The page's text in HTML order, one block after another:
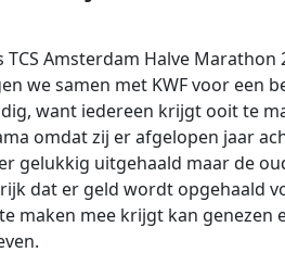
Amsterdam Halve Marathon
we samen met KWF voor een
want iedereen krijgt ooit te
omdat zij er afgelopen jaar
gelukkig uitgehaald maar de
dat er geld wordt opgehaald
maken mee krijgt kan genezen